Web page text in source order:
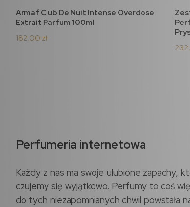
do koszyka
Armaf Club De Nuit Intense Overdose
Extrait Parfum 100ml
182,00 zł
Perfumeria internetowa
Każdy z nas ma swoje ulubione zapachy,
czujemy się wyjątkowo. Perfumy to coś
do tych niezapomnianych chwil powstała